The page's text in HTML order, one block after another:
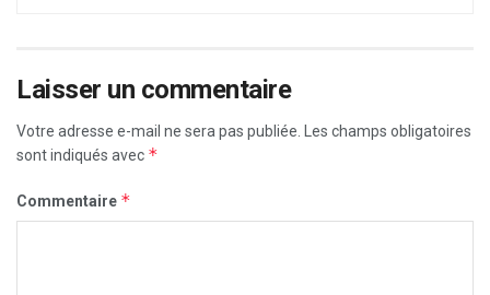
Laisser un commentaire
Votre adresse e-mail ne sera pas publiée.
Les champs obligatoires
sont indiqués avec *
Commentaire *